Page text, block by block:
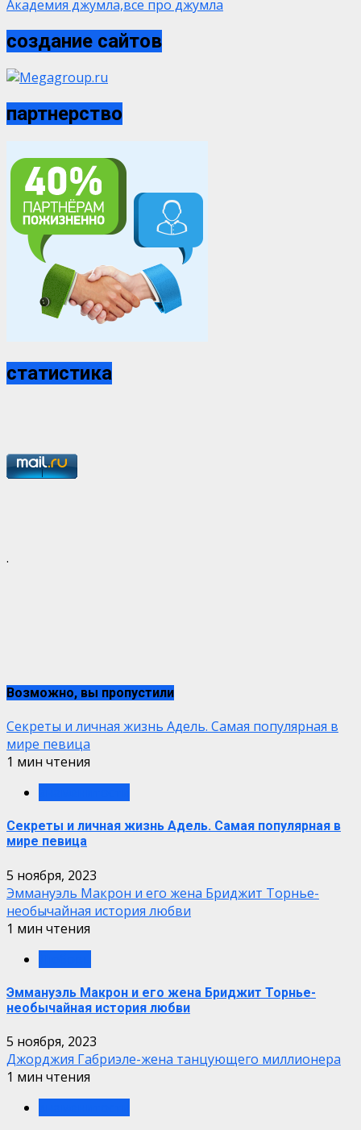
Академия джумла,все про джумла
создание сайтов
партнерство
статистика
.
Возможно, вы пропустили
Секреты и личная жизнь Адель. Самая популярная в
мире певица
1 мин чтения
Секреты и личная жизнь Адель. Самая популярная в
мире певица
5 ноября, 2023
Эммануэль Макрон и его жена Бриджит Торнье-
необычайная история любви
1 мин чтения
Эммануэль Макрон и его жена Бриджит Торнье-
необычайная история любви
5 ноября, 2023
Джорджия Габриэле-жена танцующего миллионера
1 мин чтения